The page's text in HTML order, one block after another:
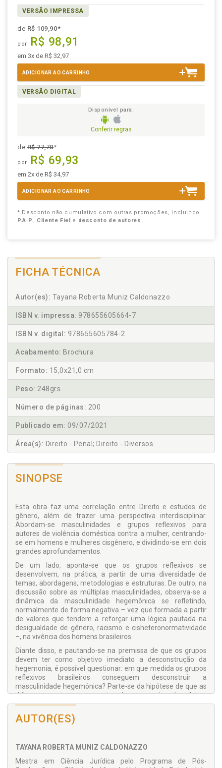
VERSÃO IMPRESSA
deR$ 109,90*
por R$ 98,91
em 3x de R$ 32,97
ADICIONAR AO CARRINHO
VERSÃO DIGITAL
Disponível para:
Conferir regras
deR$ 77,70*
por R$ 69,93
em 2x de R$ 34,97
ADICIONAR AO CARRINHO
* Desconto não cumulativo com outras promoções, incluindo
P.A.P., Cliente Fiel e desconto de autores
FICHA TÉCNICA
Autor(es): Tayana Roberta Muniz Caldonazzo
ISBN v. impressa: 978655605664-7
ISBN v. digital: 978655605784-2
Acabamento: Brochura
Formato: 15,0x21,0 cm
Peso: 248grs.
Número de páginas: 200
Publicado em: 09/07/2021
Área(s): Direito - Penal; Direito - Diversos
SINOPSE
Esta obra faz uma correlação entre Direito e estudos de
gênero, além de trazer uma perspectiva interdisciplinar.
Abordam-se masculinidades e grupos reflexivos para
autores de violência doméstica contra a mulher, centrando-
se em homens e mulheres cisgênero, e dividindo-se em dois
grandes aprofundamentos.
De um lado, aponta-se que os grupos reflexivos se
desenvolvem, na prática, a partir de uma diversidade de
temas, abordagens, metodologias e estruturas. De outro, na
discussão sobre as múltiplas masculinidades, observa-se a
dinâmica da masculinidade hegemônica se refletindo,
normalmente de forma negativa – vez que formada a partir
de valores que tendem a reforçar uma lógica pautada na
desigualdade de gênero, racismo e cisheteronormatividade
–, na vivência dos homens brasileiros.
Diante disso, e pautando-se na premissa de que os grupos
devem ter como objetivo imediato a desconstrução da
hegemonia, é possível questionar: em que medida os grupos
reflexivos brasileiros conseguem desconstruir a
masculinidade hegemônica? Parte-se da hipótese de que as
diferenças entre as propostas desses serviços brasileiros
abrem, também, uma diversidade de limites e
potencialidades para que aproximem seus participantes de
mudanças.
aspectos da hegemonia, mas a permanência de outros, e, a
documental, sugerem-se parâmetros que parecem
AUTOR(ES)
TAYANA ROBERTA MUNIZ CALDONAZZO
Mestra em Ciência Jurídica pelo Programa de Pós-